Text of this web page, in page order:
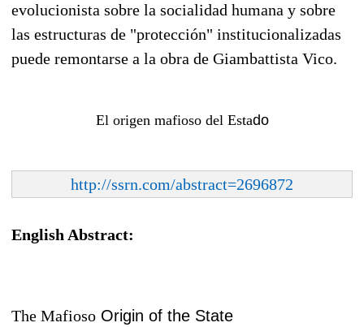
evolucionista sobre la socialidad humana y sobre
las estructuras de "protección" institucionalizadas
puede remontarse a la obra de Giambattista Vico.
El origen mafioso del Estado
http://ssrn.com/abstract=2696872
English Abstract:
The Mafioso Origin of the State